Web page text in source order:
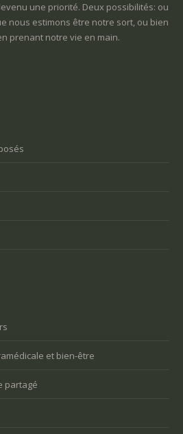
une priorité. Deux possibilités: ou
nous estimons être notre sort, ou bien
prenant notre vie en main.
et bien-être
partagé